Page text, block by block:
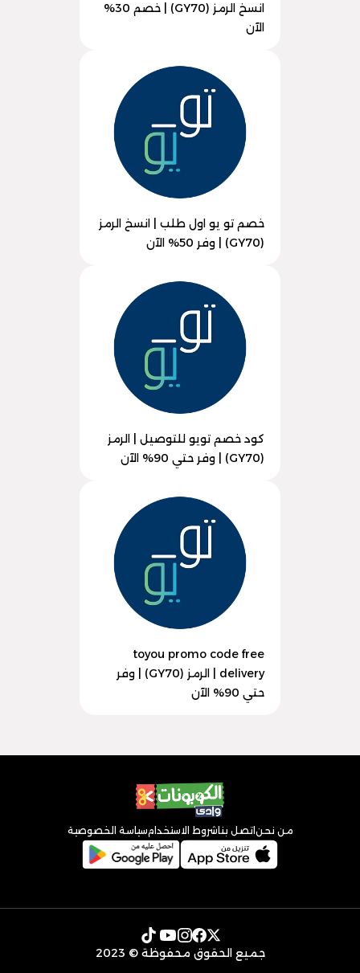
انسخ الرمز (GY70) | خصم 30%
الآن
خصم تو يو اول طلب | انسخ الرمز
(GY70) | وفر 50% الآن
كود خصم تويو للتوصيل | الرمز
(GY70) | وفر حتي 90% الآن
toyou promo code free
delivery | الرمز (GY70) | وفر
حتي 90% الآن
من نحن اتصل بنا شروط الاستخدامسياسة الخصوصية
جميع الحقوق محفوظة © 2023